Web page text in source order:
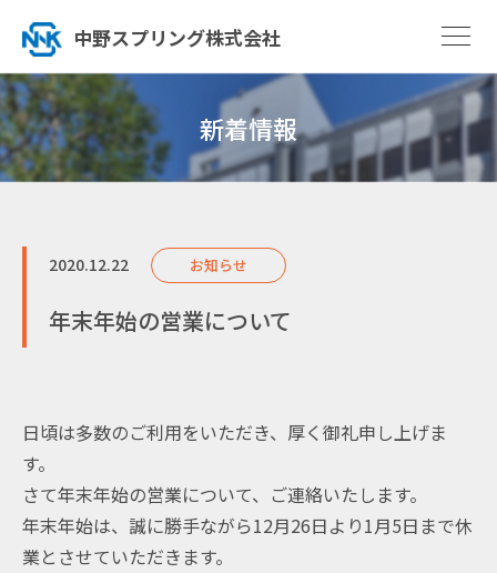
中野スプリング株式会社
新着情報
2020.12.22 お知らせ
年末年始の営業について
日頃は多数のご利用をいただき、厚く御礼申し上げま
す。
さて年末年始の営業について、ご連絡いたします。
年末年始は、誠に勝手ながら12月26日より1月5日まで休
業とさせていただきます。